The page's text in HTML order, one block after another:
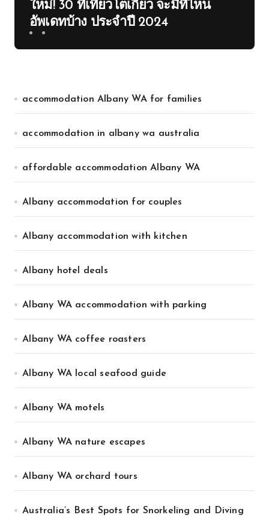
ใหม่! 30 ที่เที่ยวโตเกียว จะมีที่ไหน
อัพเดทบ้าง ประจำปี 2024
accommodation Albany WA for families
accommodation in albany wa australia
affordable accommodation Albany WA
Albany accommodation for couples
Albany accommodation with kitchen
Albany hotel deals
Albany WA accommodation with parking
Albany WA coffee roasters
Albany WA local seafood guide
Albany WA motels
Albany WA nature escapes
Albany WA orchard tours
Australia’s Best Spots for Snorkeling and Diving